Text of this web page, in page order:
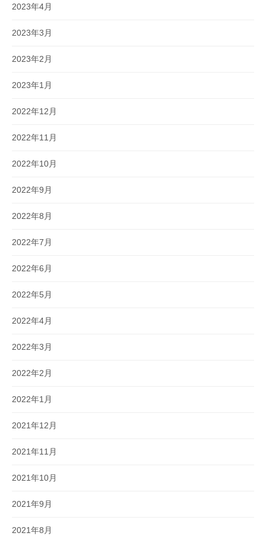
2023年4月
2023年3月
2023年2月
2023年1月
2022年12月
2022年11月
2022年10月
2022年9月
2022年8月
2022年7月
2022年6月
2022年5月
2022年4月
2022年3月
2022年2月
2022年1月
2021年12月
2021年11月
2021年10月
2021年9月
2021年8月